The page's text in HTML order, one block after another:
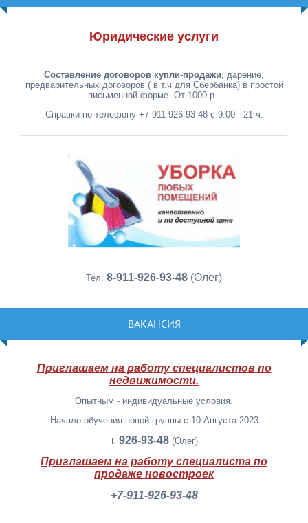
Юридические услуги
Составление договоров купли-продажи , дарение,
предварительных договоров ( в т.ч для Сбербанка) в простой
письменной форме. От 1000 р.
Справки по телефону +7-911-926-93-48 с 9:00 - 21 ч.
Тел: 8-911-926-93-48 (Олег)
ВАКАНСИЯ
Приглашаем на работу специалистов по
недвижимости.
Опытным - индивидуальные условия.
Начало обучения новой группы с 10 Августа 2023
т. 926-93-48 (Олег)
Приглашаем на работу специалиста по
продаже новостроек
+7-911-926-93-48